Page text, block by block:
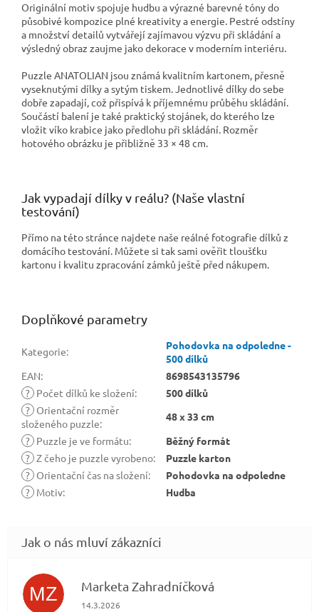
Originální motiv spojuje hudbu a výrazné barevné tóny do
působivé kompozice plné kreativity a energie. Pestré odstíny
a množství detailů vytvářejí zajímavou výzvu při skládání a
výsledný obraz zaujme jako dekorace v moderním interiéru.
Puzzle ANATOLIAN jsou známá kvalitním kartonem, přesně
vyseknutými dílky a sytým tiskem. Jednotlivé dílky do sebe
dobře zapadají, což přispívá k příjemnému průběhu skládání.
Součástí balení je také praktický stojánek, do kterého lze
vložit víko krabice jako předlohu při skládání. Rozměr
hotového obrázku je přibližně 33 × 48 cm.
Jak vypadají dílky v reálu? (Naše vlastní
testování)
Přímo na této stránce najdete naše reálné fotografie dílků z
domácího testování. Můžete si tak sami ověřit tloušťku
kartonu i kvalitu zpracování zámků ještě před nákupem.
Doplňkové parametry
Kategorie:
Pohodovka na odpoledne -
500 dílků
EAN:
8698543135796
? Počet dílků ke složení:
500 dílků
? Orientační rozměr
složeného puzzle:
48 x 33 cm
? Puzzle je ve formátu:
Běžný formát
? Z čeho je puzzle vyrobeno:
Puzzle karton
? Orientační čas na složení:
Pohodovka na odpoledne
? Motiv: Hudba
MZ Marketa Zahradníčková
Hodnocení obchodu je 5 z 5 hvězdiček.
14.3.2026